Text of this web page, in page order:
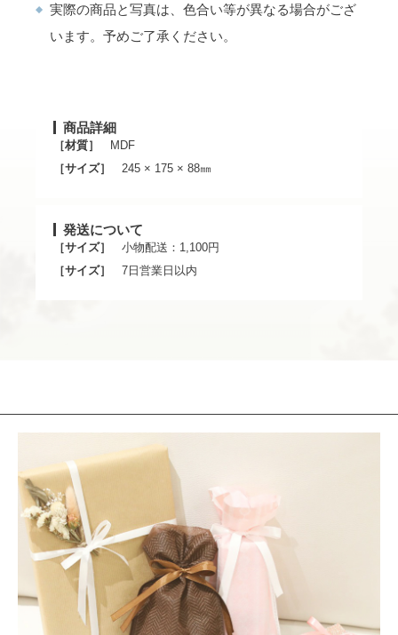
実際の商品と写真は、色合い等が異なる場合がござ
います。予めご了承ください。
商品詳細
［材質］
MDF
［サイズ］
245 × 175 × 88㎜
発送について
［サイズ］
小物配送：1,100円
［サイズ］
7日営業日以内